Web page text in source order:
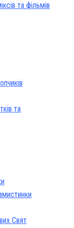
та фільмів
та
Свят